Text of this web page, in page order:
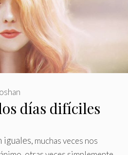
días difíciles
iguales, muchas veces nos